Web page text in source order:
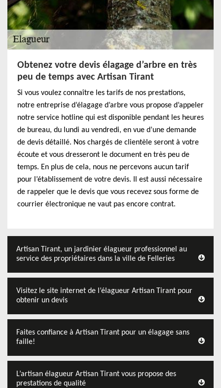
Obtenez votre devis élagage d’arbre en très
peu de temps avec Artisan Tirant
Si vous voulez connaître les tarifs de nos prestations,
notre entreprise d’élagage d’arbre vous propose d’appeler
notre service hotline qui est disponible pendant les heures
de bureau, du lundi au vendredi, en vue d’une demande
de devis détaillé. Nos chargés de clientèle seront à votre
écoute et vous dresseront le document en très peu de
temps. En plus de cela, nous ne percevons aucun tarif
pour l’établissement de votre devis. Il est aussi nécessaire
de rappeler que le devis que vous recevez sous forme de
courrier électronique ne vaut pas encore contrat.
Artisan Tirant, un jardinier élagueur professionnel au
service des propriétaires dans la ville de Felleries
Visitez le site internet de l’élagueur Artisan Tirant pour
obtenir un devis
Faites confiance à Artisan Tirant pour un élagage sans
faille!
L’artisan élagueur Artisan Tirant vous propose des
prestations de qualité